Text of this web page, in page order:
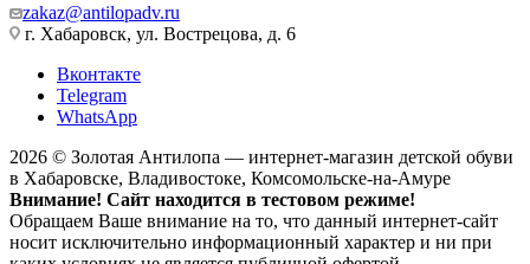
zakaz@antilopadv.ru
г. Хабаровск, ул. Вострецова, д. 6
Вконтакте
Telegram
WhatsApp
2026 © Золотая Антилопа — интернет-магазин детской обуви
в Хабаровске, Владивостоке, Комсомольске-на-Амуре
Внимание! Сайт находится в тестовом режиме!
Обращаем Ваше внимание на то, что данный интернет-сайт
носит исключительно информационный характер и ни при